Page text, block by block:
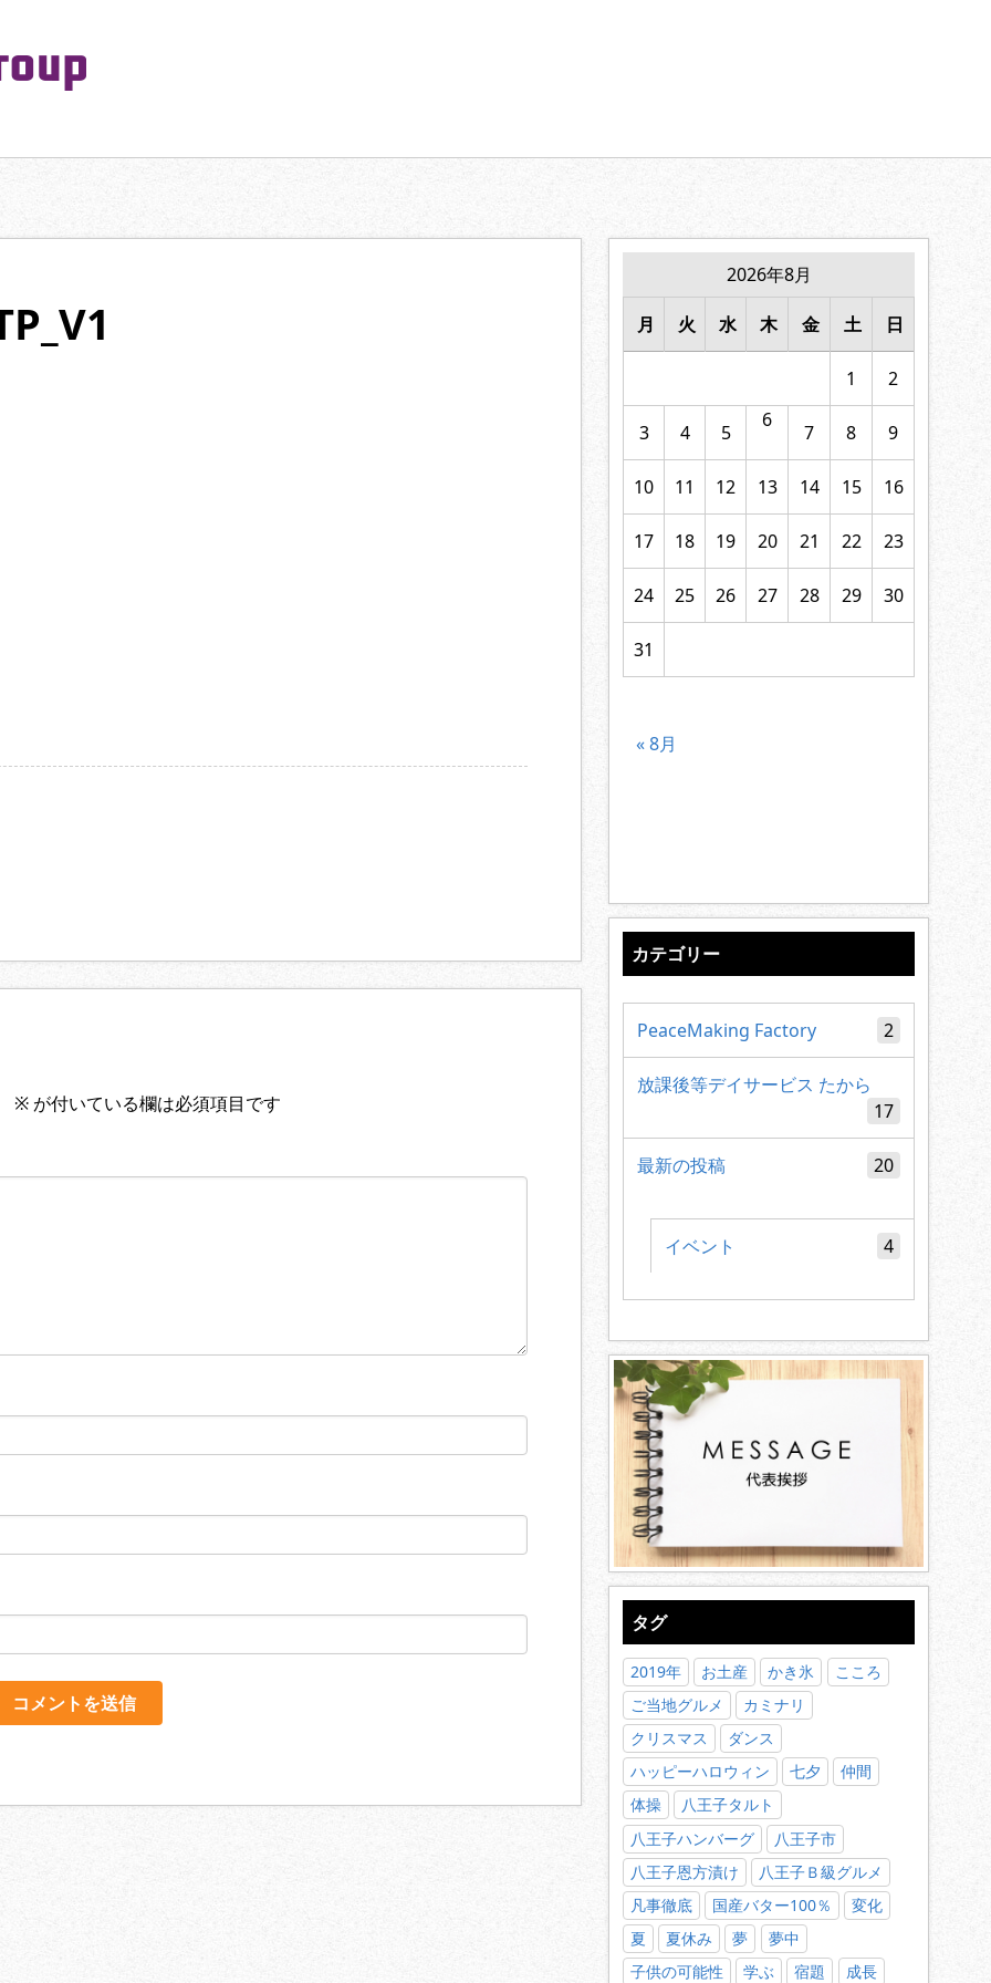
※ が付いている欄は必須項目です
2026年8月
月 火 水 木 金 土 日
1 2
3 4 5
6
7 8 9
10 11 12 13 14 15 16
17 18 19 20 21 22 23
24 25 26 27 28 29 30
31
« 8月
カテゴリー
PeaceMaking Factory 2
放課後等デイサービス たから
17
最新の投稿 20
イベント 4
タグ
2019年 お土産 かき氷
こころ
ご当地グルメ
カミナリ
クリスマス
ダンス
ハッピーハロウィン
七夕
仲間
体操
八王子タルト
八王子ハンバーグ
八王子市
八王子恩方漬け
八王子Ｂ級グルメ
凡事徹底
国産バター100％
変化
夏
夏休み 夢
夢中
子供の可能性
学ぶ 宿題 成長